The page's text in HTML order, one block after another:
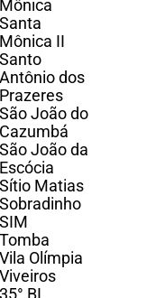
Mônica
Santa
Mônica II
Santo
Antônio dos
Prazeres
São João do
Cazumbá
São João da
Escócia
Sítio Matias
Sobradinho
SIM
Tomba
Vila Olímpia
Viveiros